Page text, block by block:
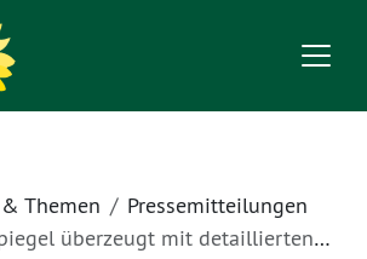
Themen
Pressemitteilungen
mit detaillierten Ausführungen - Angriffe der Opposition laufen ins Leere